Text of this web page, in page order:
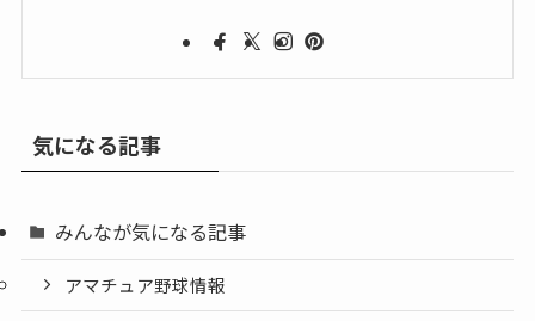
気になる記事
みんなが気になる記事
アマチュア野球情報